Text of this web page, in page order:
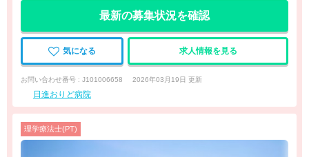
最新の募集状況を確認
気になる 求人情報を見る
お問い合わせ番号 : J101006658 2026年03月19日 更新
日進おりど病院
理学療法士(PT)